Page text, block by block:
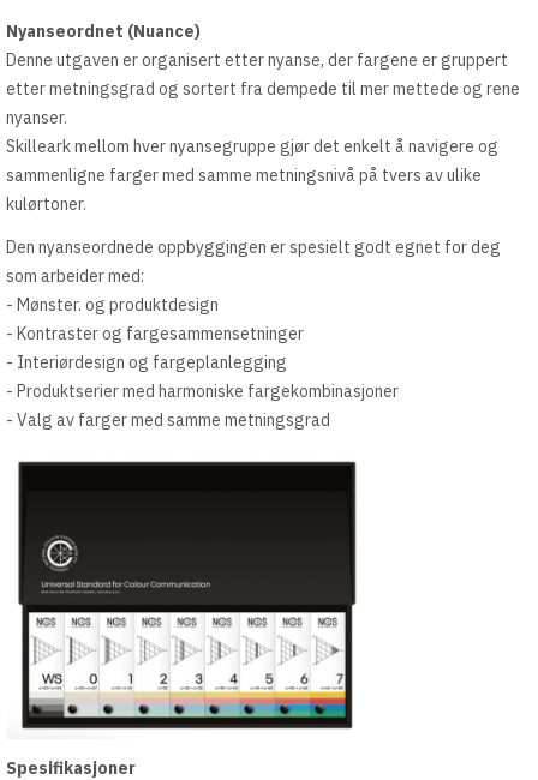
Nyanseordnet (Nuance)
Denne utgaven er organisert etter nyanse, der fargene er gruppert
etter metningsgrad og sortert fra dempede til mer mettede og rene
nyanser.
Skilleark mellom hver nyansegruppe gjør det enkelt å navigere og
sammenligne farger med samme metningsnivå på tvers av ulike
kulørtoner.
Den nyanseordnede oppbyggingen er spesielt godt egnet for deg
som arbeider med:
- Mønster. og produktdesign
- Kontraster og fargesammensetninger
- Interiørdesign og fargeplanlegging
- Produktserier med harmoniske fargekombinasjoner
- Valg av farger med samme metningsgrad
Spesifikasjoner